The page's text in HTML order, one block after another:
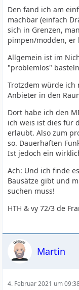
Den fand ich am
machbar (einfach
sich in Grenzen,
pimpen/modden, er
Allgemein ist im
"problemlos"
Trotzdem würde ich
Anbieter in den
Dort habe ich den
ich weis ist dies für
erlaubt. Also zum
so. Dauerhaften
Ist jedoch ein
Ach: Und ich finde
Bausätze gibt und
suchen muss!
HTH & vy 72/3 de
Martin
4. Februar 2021 um